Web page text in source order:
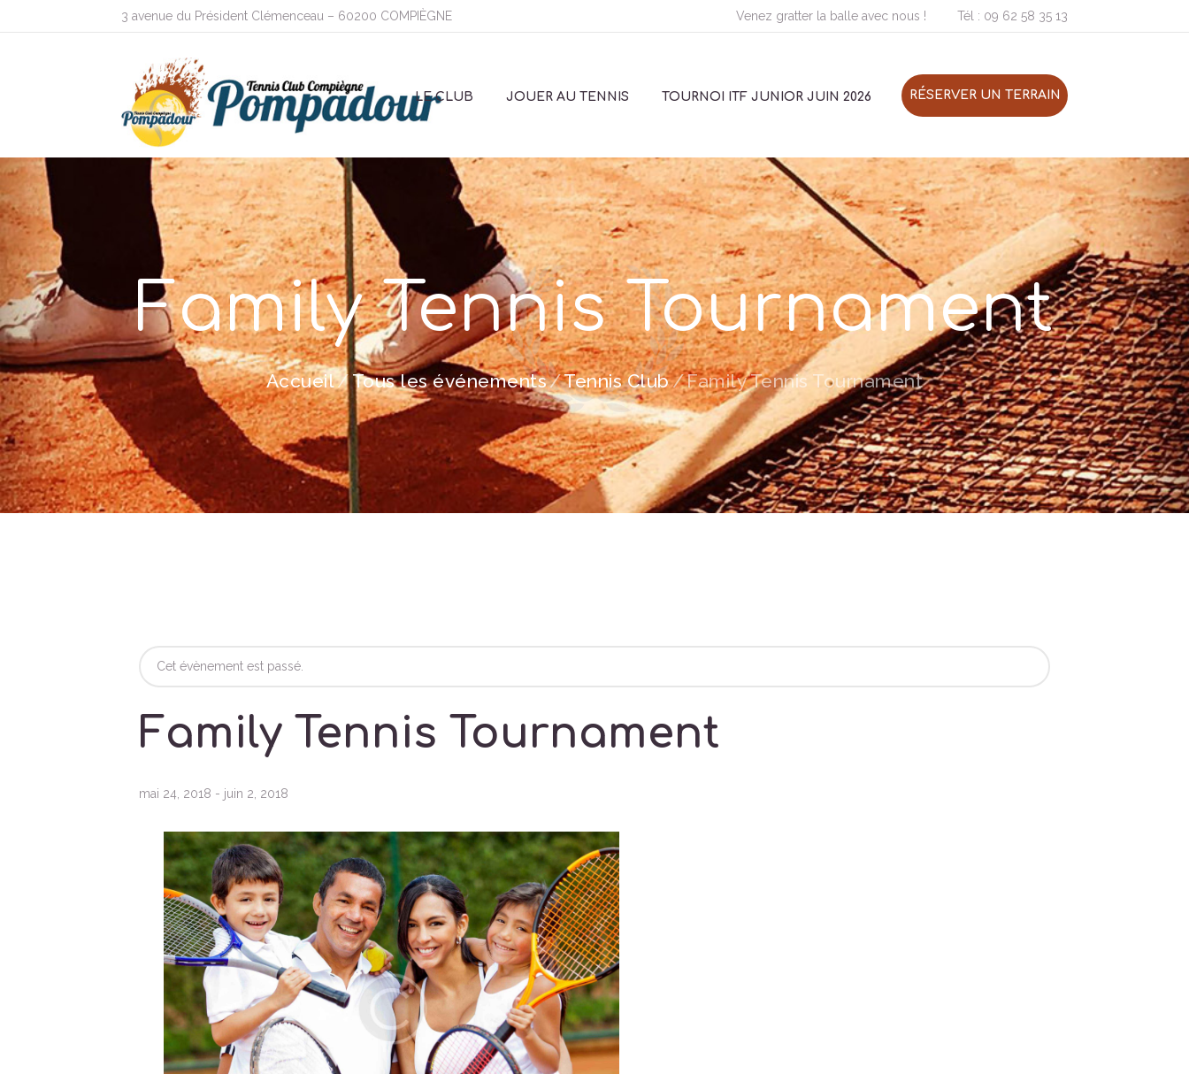
3 avenue du Président Clémenceau – 60200 COMPIÈGNE Venez gratter la balle avec nous ! Tél : 09 62 58 35 13
LE CLUB JOUER AU TENNIS TOURNOI ITF JUNIOR JUIN 2026 RÉSERVER UN TERRAIN
Family Tennis Tournament
Accueil Tous les événements Tennis Club Family Tennis Tournament
Cet évènement est passé.
Family Tennis Tournament
mai 24, 2018 - juin 2, 2018